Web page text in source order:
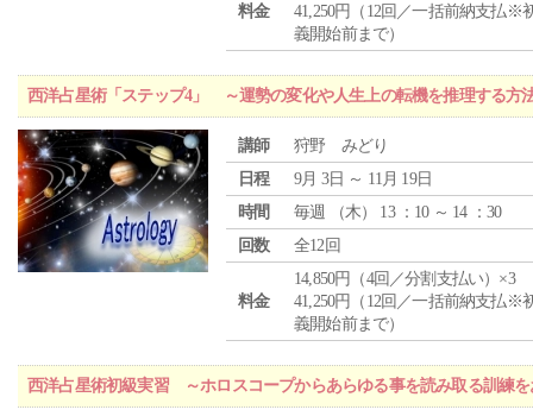
料金
41,250円（12回／一括前納支払※
義開始前まで）
西洋占星術「ステップ4」 ～運勢の変化や人生上の転機を推理する方
講師
狩野 みどり
日程
9月 3日 ～ 11月 19日
時間
毎週 （木） 13 ：10 ～ 14 ：30
回数
全12回
料金
14,850円（4回／分割支払い）×3
41,250円（12回／一括前納支払※
義開始前まで）
西洋占星術初級実習 ～ホロスコープからあらゆる事を読み取る訓練を